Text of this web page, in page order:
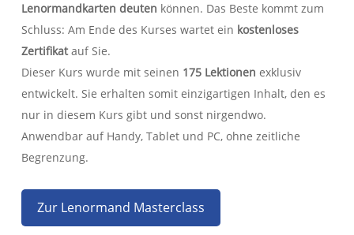
Lenormandkarten deuten können. Das Beste kommt zum
Schluss: Am Ende des Kurses wartet ein kostenloses
Zertifikatauf Sie.
Dieser Kurs wurde mit seinen 175 Lektionen exklusiv
entwickelt. Sie erhalten somit einzigartigen Inhalt, den es
nur in diesem Kurs gibt und sonst nirgendwo.
Anwendbar auf Handy, Tablet und PC, ohne zeitliche
Begrenzung.
Zur Lenormand Masterclass